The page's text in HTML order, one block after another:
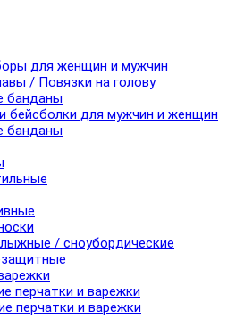
для женщин и мужчин
/ Повязки на голову
банданы
бейсболки для мужчин и женщин
банданы
/ сноубордические
перчатки и варежки
перчатки и варежки